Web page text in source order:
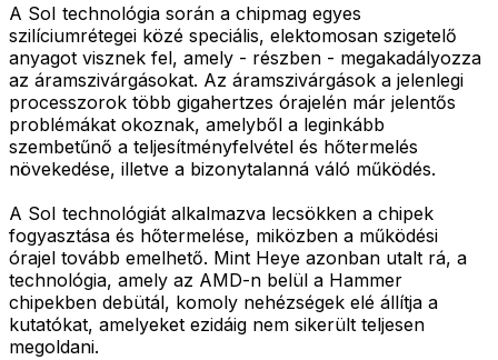
A SoI technológia során a chipmag egyes
szilíciumrétegei közé speciális, elektomosan szigetelő
anyagot visznek fel, amely - részben - megakadályozza
az áramszivárgásokat. Az áramszivárgások a jelenlegi
processzorok több gigahertzes órajelén már jelentős
problémákat okoznak, amelyből a leginkább
szembetűnő a teljesítményfelvétel és hőtermelés
növekedése, illetve a bizonytalanná váló működés.
A SoI technológiát alkalmazva lecsökken a chipek
fogyasztása és hőtermelése, miközben a működési
órajel tovább emelhető. Mint Heye azonban utalt rá, a
technológia, amely az AMD-n belül a Hammer
chipekben debütál, komoly nehézségek elé állítja a
kutatókat, amelyeket ezidáig nem sikerült teljesen
megoldani.